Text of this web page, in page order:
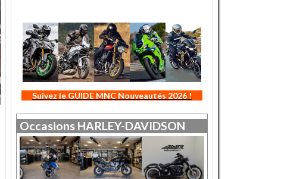
Suivez le GUIDE MNC Nouveautés 2026 !
Occasions HARLEY-DAVIDSON